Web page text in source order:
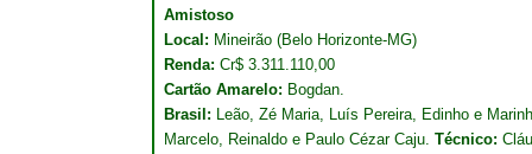
Amistoso
Local: Mineirão (Belo Horizonte-MG)
Renda: Cr$ 3.311.110,00
Cartão Amarelo: Bogdan.
Brasil: Leão, Zé Maria, Luís Pereira, Edinho e
Marcelo, Reinaldo e Paulo Cézar Caju. Técnico: